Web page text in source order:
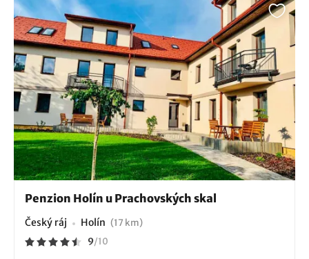
Penzion Holín u Prachovských skal
Český ráj Holín (17 km)
9/10